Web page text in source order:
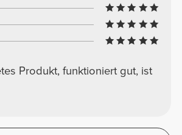
Produkt, funktioniert gut, ist